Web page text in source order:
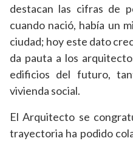
destacan las cifras de
cuando nació, había un
ciudad; hoy este dato
da pauta a los
edificios del futuro,
vivienda social.
El Arquitecto se
trayectoria ha podido